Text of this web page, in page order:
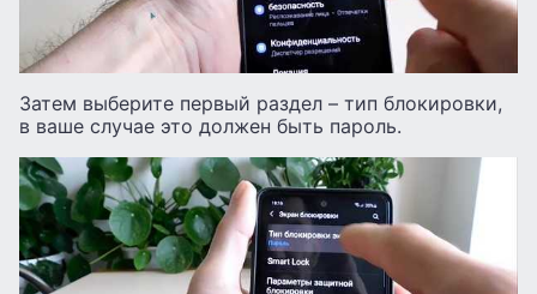
Затем выберите первый раздел – тип блокировки,
в ваше случае это должен быть пароль.